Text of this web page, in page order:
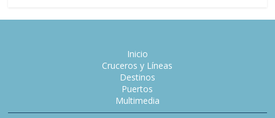
Inicio
Cruceros y Líneas
Destinos
Puertos
Multimedia